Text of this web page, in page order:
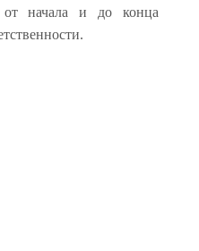
от начала и до конца